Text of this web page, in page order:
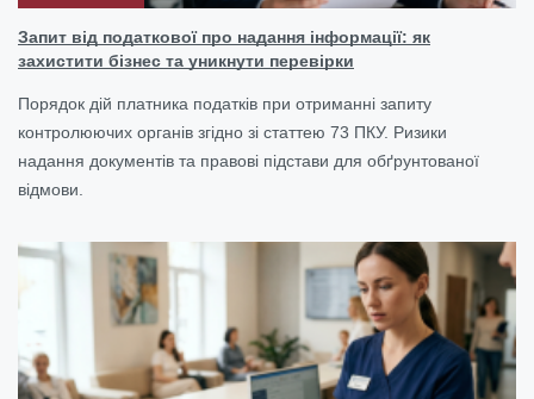
Запит від податкової про надання інформації: як
захистити бізнес та уникнути перевірки
Порядок дій платника податків при отриманні запиту
контролюючих органів згідно зі статтею 73 ПКУ. Ризики
надання документів та правові підстави для обґрунтованої
відмови.